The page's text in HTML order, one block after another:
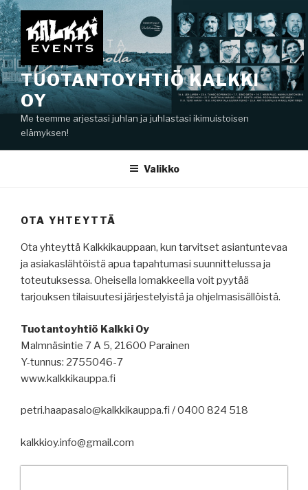
Siirry
sisältöön
TUOTANTOYHTIÖ KALKKI
OY
Me teemme arjestasi juhlan ja juhlastasi ikimuistoisen
elämyksen!
Valikko
OTA YHTEYTTÄ
Ota yhteyttä Kalkkikauppaan, kun tarvitset asiantuntevaa
ja asiakaslähtöistä apua tapahtumasi suunnittelussa ja
toteutuksessa. Oheisella lomakkeella voit pyytää
tarjouksen tilaisuutesi järjestelyistä ja ohjelmasisällöistä.
Tuotantoyhtiö Kalkki Oy
Malmnäsintie 7 A 5, 21600 Parainen
Y-tunnus: 2755046-7
www.kalkkikauppa.fi
petri.haapasalo@kalkkikauppa.fi / 0400 824 518
kalkkioy.info@gmail.com